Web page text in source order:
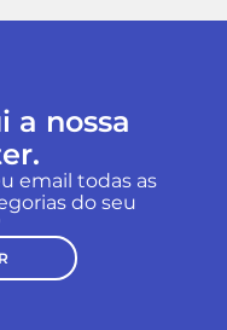
a nossa
email todas as
do seu